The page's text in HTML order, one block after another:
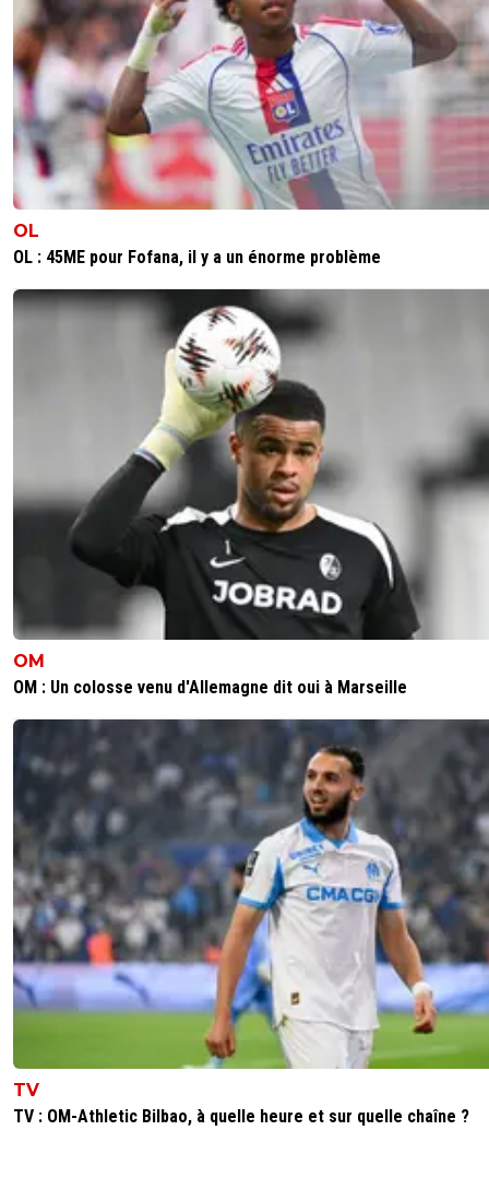
OL
OL : 45ME pour Fofana, il y a un énorme problème
OM
OM : Un colosse venu d'Allemagne dit oui à Marseille
TV
TV : OM-Athletic Bilbao, à quelle heure et sur quelle chaîne ?